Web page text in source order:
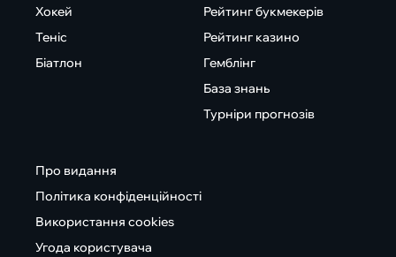
Хокей
Теніс
Біатлон
Рейтинг букмекерів
Рейтинг казино
Гемблінг
База знань
Турніри прогнозів
Про видання
Політика конфіденційності
Використання cookies
Угода користувача